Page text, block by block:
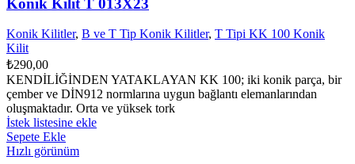
Konik Kilitler, B ve T Tip Konik Kilitler, T Tipi KK 100 Konik
Kilit
₺290,00
KENDİLİĞİNDEN YATAKLAYAN KK 100; iki konik parça, bir
çember ve DİN912 normlarına uygun bağlantı elemanlarından
oluşmaktadır. Orta ve yüksek tork
İstek listesine ekle
Sepete Ekle
Hızlı görünüm